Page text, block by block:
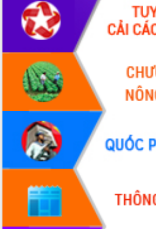
Khơi thông điểm nghẽn, đẩy nhanh
giải ngân vốn khắc phục thiên tai
HĐND tỉnh thông qua điều chỉnh Quy
hoạch tỉnh thời kỳ 2021-2030
Hội thảo góp ý hồ sơ điều chỉnh quy
hoạch tỉnh Đắk Lắk thời kỳ 2021-2030,
tầm nhìn đến năm 2050
Nâng cao hiệu quả hoạt động của các
doanh nghiệp nhà nước
Hội nghị triển khai kết nối mạng
truyền số liệu chuyên dùng phục vụ cơ
quan Đảng, Nhà nước
Lễ phát động chuỗi hoạt động chung
tay làm sạch môi trường
Xã Ea Kar bước chuyển mình trong
công tác cải cách hành chính mô hình
mới